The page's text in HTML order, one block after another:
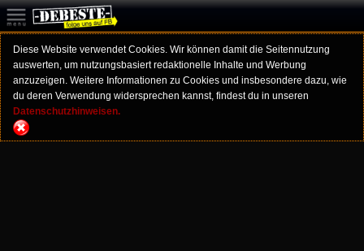
Diese Website verwendet Cookies. Wir können damit die Seitennutzung
auswerten, um nutzungsbasiert redaktionelle Inhalte und Werbung
anzuzeigen. Weitere Informationen zu Cookies und insbesondere dazu, wie
du deren Verwendung widersprechen kannst, findest du in unseren
Datenschutzhinweisen.